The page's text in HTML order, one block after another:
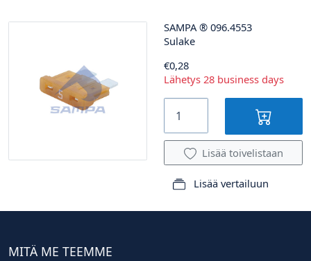
SAMPA ® 096.4553
Sulake
€0,28
Lähetys 28 business days
Lisää toivelistaan
Lisää vertailuun
MITÄ ME TEEMME